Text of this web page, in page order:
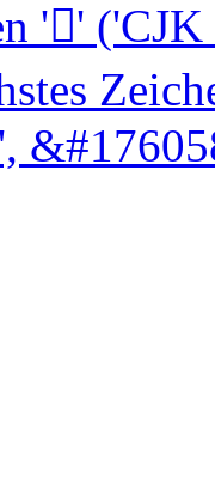
'𪾸'